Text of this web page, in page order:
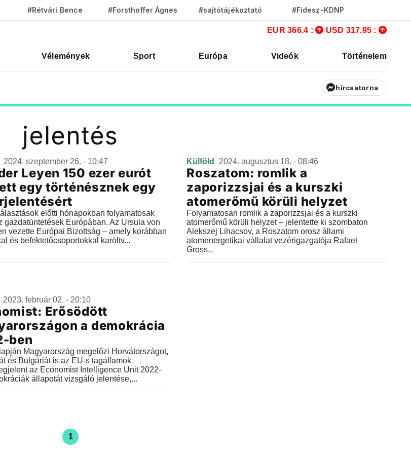
#Rétvári Bence #Forsthoffer Ágnes #sajtótájékoztató #Fidesz-KDNP
EUR 366.4 : USD 317.95 :
Vélemények Sport Európa Videók Történelem
hírcsatorna
jelentés
2024. szeptember 26. - 10:47
Leyen 150 ezer eurót
egy történésznek egy
előtti hónapokban folyamatosak
gazdatüntetések Európában. Az Ursula von
vezette Európai Bizottság – amely korábban
és befektetőcsoportokkal karöltv...
Külföld 2024. augusztus 18. - 08:46
Roszatom: romlik a
zaporizzsjai és a kurszki
atomerőmű körüli helyzet
Folyamatosan romlik a zaporizzsjai és a kurszki
atomerőmű körüli helyzet – jelentette ki szombaton
Alekszej Lihacsov, a Roszatom orosz állami
atomenergetikai vállalat vezérigazgatója Rafael
Gross...
2023. február 02. - 20:10
Erősödött
a demokrácia
ben
Magyarország megelőzi Horvátországot,
és Bulgáriát is az EU-s tagállamok
az Economist Intelligence Unit 2022-
állapotát vizsgáló jelentése,...
1